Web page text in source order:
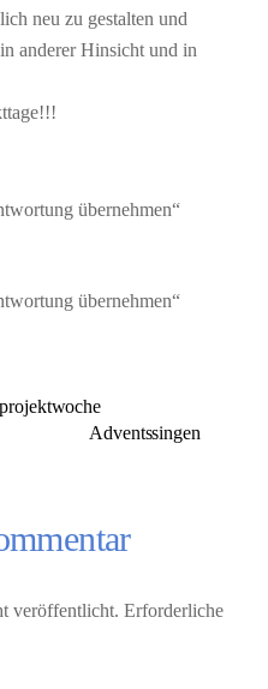
neu zu gestalten und
anderer Hinsicht und in
übernehmen“
übernehmen“
Adventssingen
veröffentlicht. Erforderliche